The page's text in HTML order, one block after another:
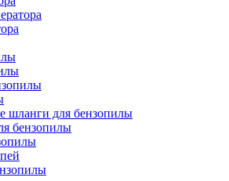
шланги для бензопилы
бензопилы